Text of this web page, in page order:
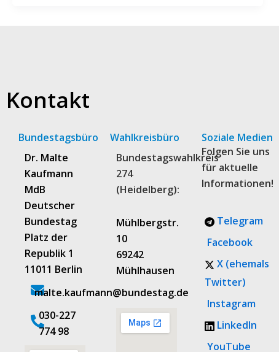
Kontakt
Bundestagsbüro
Dr. Malte
Kaufmann
MdB
Deutscher
Bundestag
Platz der
Republik 1
11011 Berlin
malte.kaufmann@bundestag.de
‭030-227
774 98‬
Wahlkreisbüro
Bundestagswahlkreis
274
(Heidelberg):
Mühlbergstr.
10
69242
Mühlhausen
Soziale Medien
Folgen Sie uns
für aktuelle
Informationen!
Telegram
Facebook
X (ehemals
Twitter)
Instagram
LinkedIn
YouTube